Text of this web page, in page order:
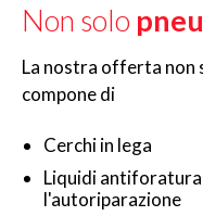
Non solo
La nostra offerta non
compone di
Cerchi in lega
Liquidi antiforatura
l'autoriparazione